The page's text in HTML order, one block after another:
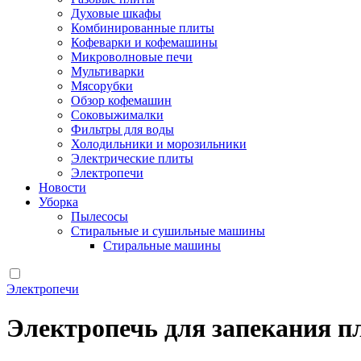
Духовые шкафы
Комбинированные плиты
Кофеварки и кофемашины
Микроволновые печи
Мультиварки
Мясорубки
Обзор кофемашин
Соковыжималки
Фильтры для воды
Холодильники и морозильники
Электрические плиты
Электропечи
Новости
Уборка
Пылесосы
Стиральные и сушильные машины
Стиральные машины
Электропечи
Электропечь для запекания